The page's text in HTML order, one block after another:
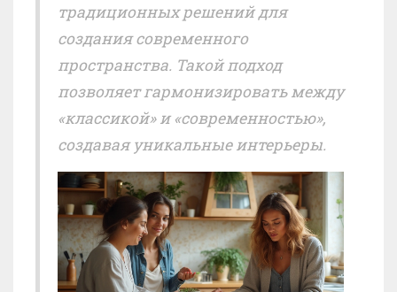
традиционных решений для
создания современного
пространства. Такой подход
позволяет гармонизировать между
«классикой» и «современностью»,
создавая уникальные интерьеры.